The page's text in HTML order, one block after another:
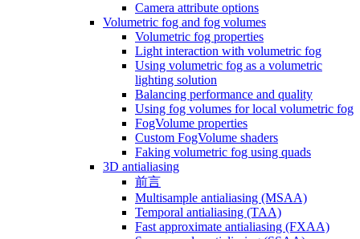
Camera attribute options
Volumetric fog and fog volumes
Volumetric fog properties
Light interaction with volumetric fog
Using volumetric fog as a volumetric
lighting solution
Balancing performance and quality
Using fog volumes for local volumetric fog
FogVolume properties
Custom FogVolume shaders
Faking volumetric fog using quads
3D antialiasing
前言
Multisample antialiasing (MSAA)
Temporal antialiasing (TAA)
Fast approximate antialiasing (FXAA)